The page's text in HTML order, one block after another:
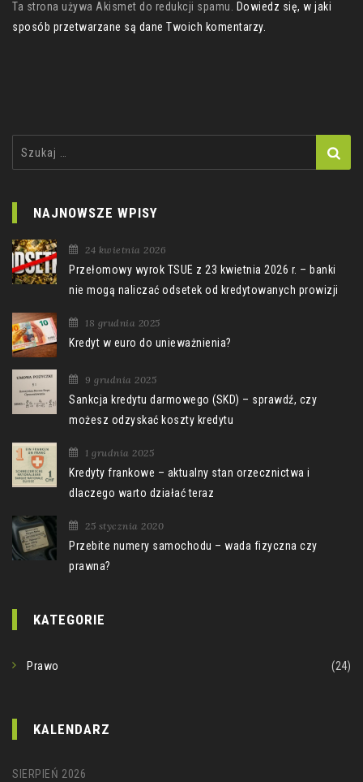
Ta strona używa Akismet do redukcji spamu.
Dowiedz się, w jaki
sposób przetwarzane są dane Twoich komentarzy.
NAJNOWSZE WPISY
24 kwietnia 2026
Przełomowy wyrok TSUE z 23 kwietnia 2026 r. – banki
nie mogą naliczać odsetek od kredytowanych prowizji
18 grudnia 2025
Kredyt w euro do unieważnienia?
9 grudnia 2025
Sankcja kredytu darmowego (SKD) – sprawdź, czy
możesz odzyskać koszty kredytu
1 grudnia 2025
Kredyty frankowe – aktualny stan orzecznictwa i
dlaczego warto działać teraz
25 stycznia 2020
Przebite numery samochodu – wada fizyczna czy
prawna?
KATEGORIE
Prawo (24)
KALENDARZ
SIERPIEŃ 2026